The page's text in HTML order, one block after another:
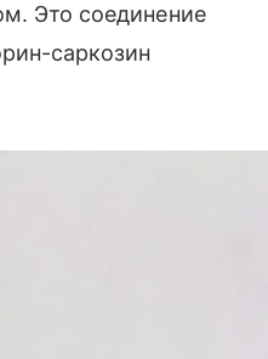
Это соединение
саркозин